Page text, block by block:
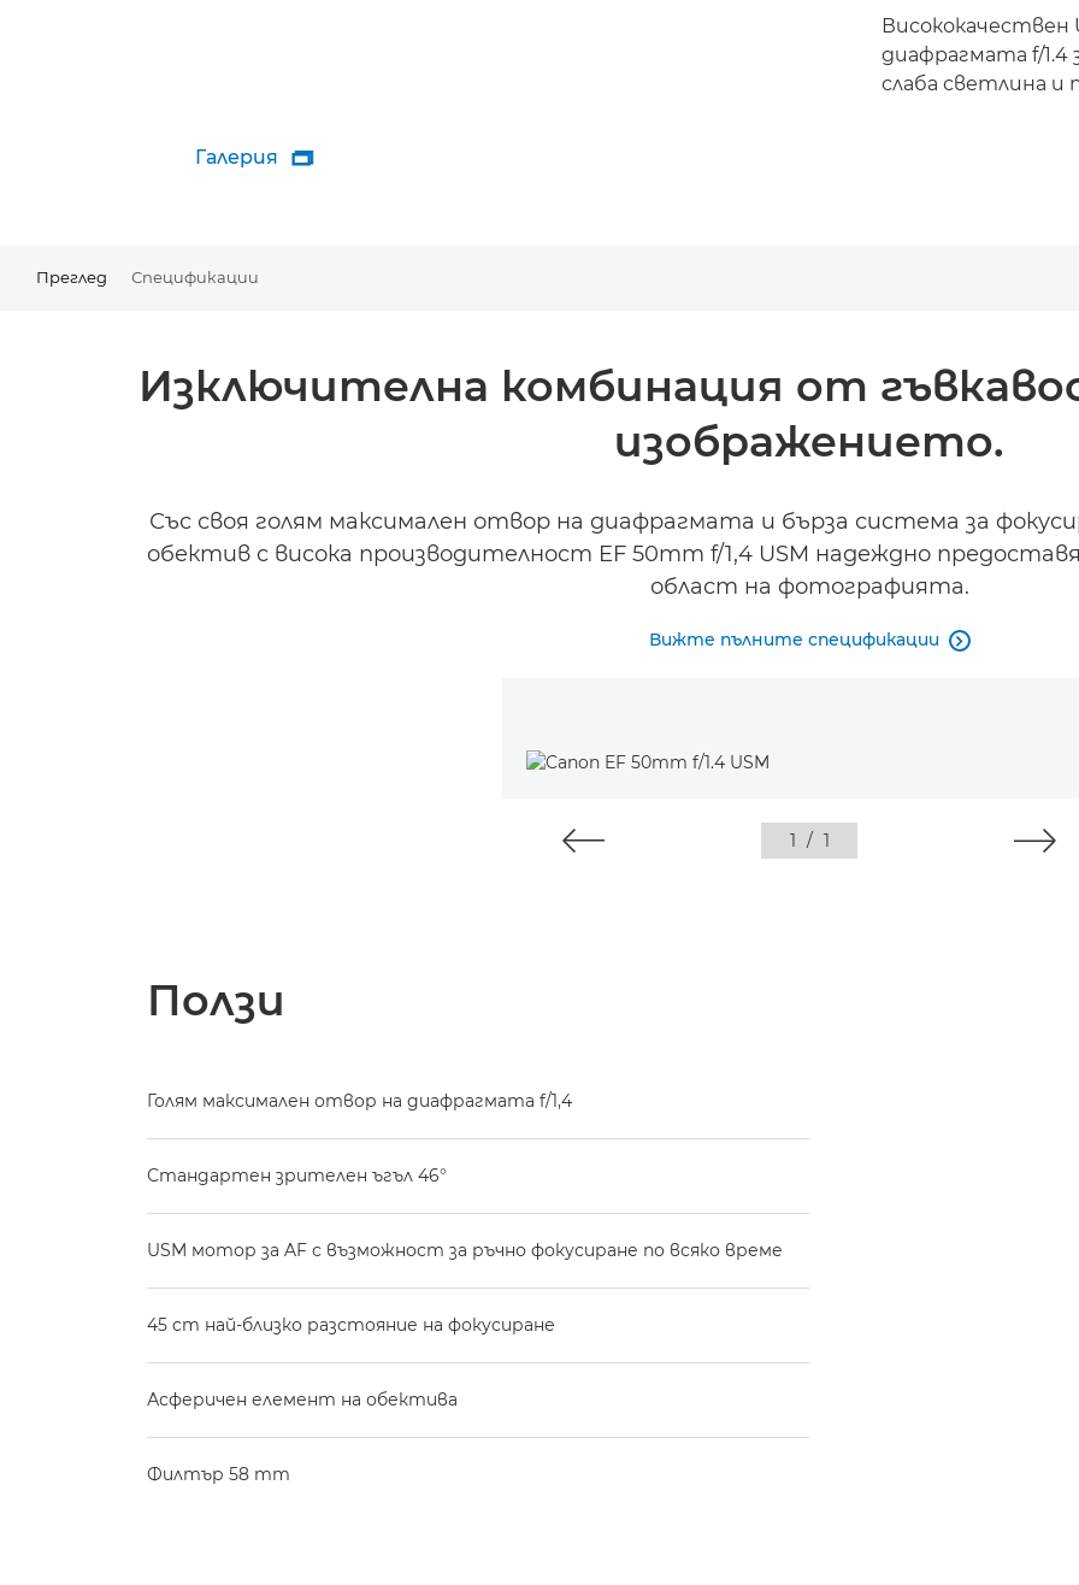
Галерия 
Висококачествен
диафрагмата f/1.4
слаба светлина
Преглед Спецификации
Изключителна комбинация от
изображението.
Със своя голям максимален отвор на диафрагмата и бърза система за
обектив с висока производителност EF 50mm f/1,4 USM надеждно
област на фотографията.
Вижте пълните спецификации 
1 / 1
Ползи
Голям максимален отвор на диафрагмата f/1,4
Стандартен зрителен ъгъл 46°
USM мотор за AF с възможност за ръчно фокусиране по всяко време
45 cm най-близко разстояние на фокусиране
Асферичен елемент на обектива
Филтър 58 mm